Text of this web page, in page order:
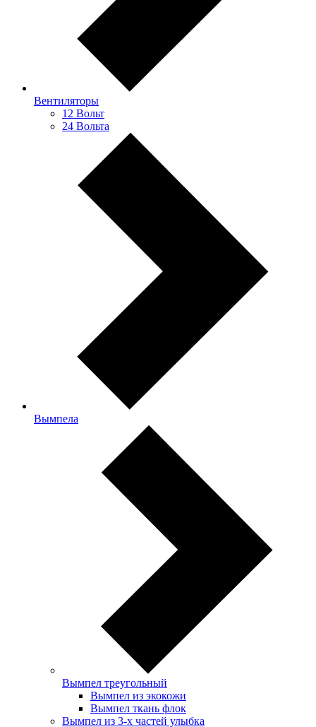
Вентиляторы
12 Вольт
24 Вольта
Вымпела
Вымпел треугольный
Вымпел из экокожи
Вымпел ткань флок
Вымпел из 3-х частей улыбка